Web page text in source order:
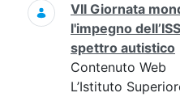
VII Giornata
l'impegno
spettro autistico
Contenuto Web
L’Istituto